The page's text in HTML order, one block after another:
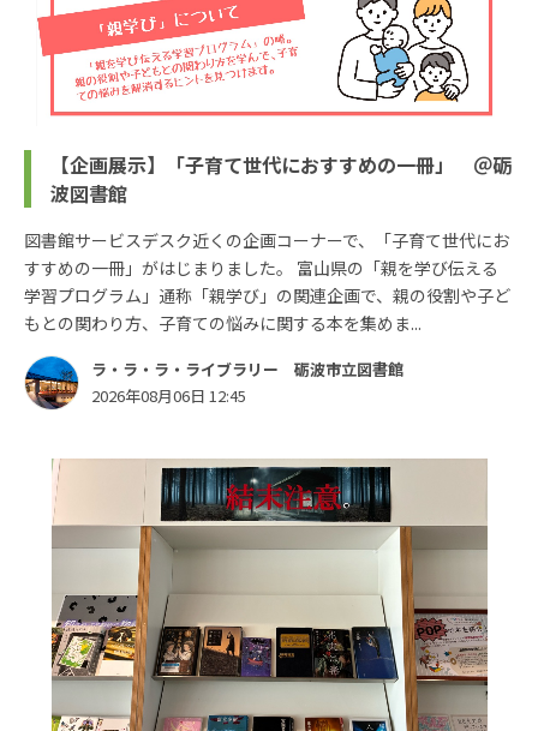
【企画展示】「子育て世代におすすめの一冊」 ＠砺
波図書館
図書館サービスデスク近くの企画コーナーで、「子育て世代にお
すすめの一冊」がはじまりました。 富山県の「親を学び伝える
学習プログラム」通称「親学び」の関連企画で、親の役割や子ど
もとの関わり方、子育ての悩みに関する本を集めま...
ラ・ラ・ラ・ライブラリー 砺波市立図書館
2026年08月06日 12:45